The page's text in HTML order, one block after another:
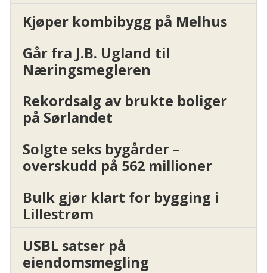
Kjøper kombibygg på Melhus
Går fra J.B. Ugland til
Næringsmegleren
Rekordsalg av brukte boliger
på Sørlandet
Solgte seks bygårder –
overskudd på 562 millioner
Bulk gjør klart for bygging i
Lillestrøm
USBL satser på
eiendomsmegling